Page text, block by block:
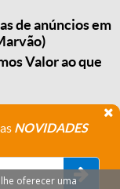
de anúncios em
Valor ao que
NOVIDADES
oferecer uma